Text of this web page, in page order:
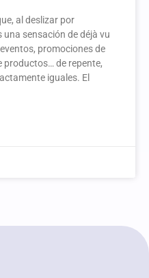
al deslizar por
sensación de déjà vu
promociones de
productos… de repente,
iguales. El